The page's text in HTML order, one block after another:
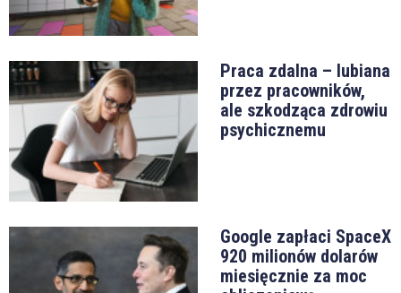
Praca zdalna – lubiana
przez pracowników,
ale szkodząca zdrowiu
psychicznemu
Google zapłaci SpaceX
920 milionów dolarów
miesięcznie za moc